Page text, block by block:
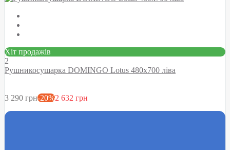
Хіт продажів
2
Рушникосушарка DOMINGO Lotus 480х700 ліва
3 290 грн-20%2 632 грн